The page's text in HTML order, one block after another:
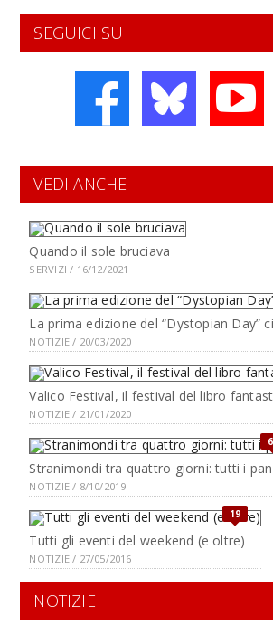
SEGUICI SU
VEDI ANCHE
Quando il sole bruciava
SERVIZI / 16/12/2021
La prima edizione del “Dystopian Day”
NOTIZIE / 20/03/2020
Valico Festival, il festival del libro
NOTIZIE / 21/01/2020
Stranimondi tra quattro giorni: tutti i
NOTIZIE / 8/10/2019
19
Tutti gli eventi del weekend (e oltre)
NOTIZIE / 27/05/2016
NOTIZIE